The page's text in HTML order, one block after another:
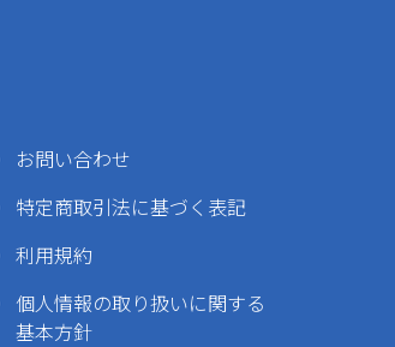
お問い合わせ
特定商取引法に基づく表記
利用規約
個人情報の取り扱いに関する
基本方針